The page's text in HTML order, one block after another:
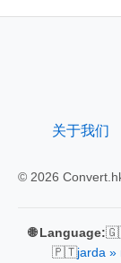
关于我们
© 2026
🌐 Language:
🇵🇹jarda »